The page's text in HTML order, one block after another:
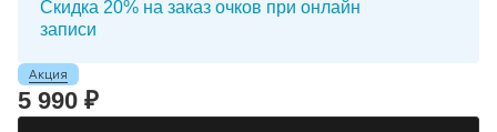
Скидка 20% на заказ очков при онлайн
записи
Акция
5 990 ₽